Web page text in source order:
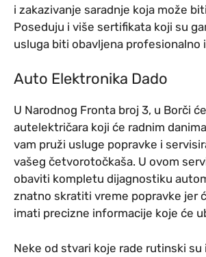
i zakazivanje saradnje koja može
Poseduju i više sertifikata koji su
usluga biti obavljena profesionalno
Auto Elektronika Dado
U Narodnog Fronta broj 3, u Borči
autelektričara koji će radnim
vam pruži usluge popravke i
vašeg četvorotočkaša. U ovom
obaviti kompletu dijagnostiku
znatno skratiti vreme popravke jer
imati precizne informacije koje će
Neke od stvari koje rade rutinski su i